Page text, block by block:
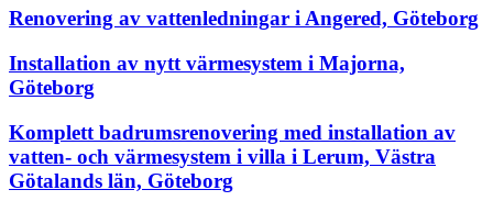
Renovering av vattenledningar i Angered, Göteborg
Installation av nytt värmesystem i Majorna,
Göteborg
Komplett badrumsrenovering med installation av
vatten- och värmesystem i villa i Lerum, Västra
Götalands län, Göteborg